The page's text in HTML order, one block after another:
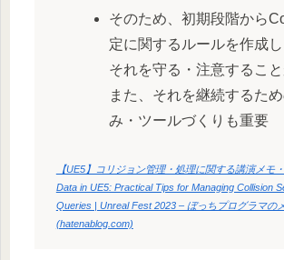
そのため、初期段階から
定に関するルールを作成
それを守る・注意すること
また、それを継続するた
み・ツールづくりも重要
【UE5】コリジョン管理・処理に関する講演メモ
Data in UE5: Practical Tips for Managing Collision
Queries | Unreal Fest 2023 – ぼっちプログラマの
(hatenablog.com)